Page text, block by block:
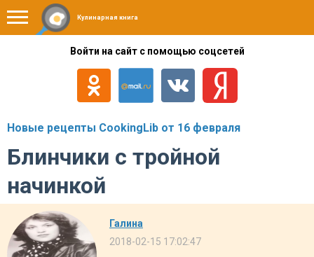
Кулинарная книга
Войти на сайт с помощью соцсетей
Новые рецепты CookingLib от 16 февраля
Блинчики с тройной
начинкой
Галина
2018-02-15 17:02:47